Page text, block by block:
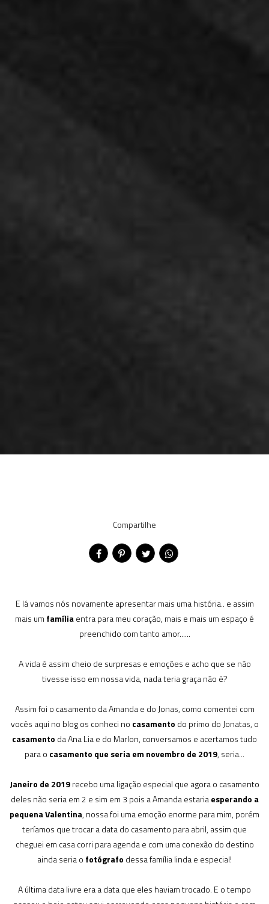
Compartilhe
E lá vamos nós novamente apresentar mais uma história.. e assim
mais um famíliaentra para meu coração, mais e mais um espaço é
preenchido com tanto amor......
A vida é assim cheio de surpresas e emoções e acho que se não
tivesse isso em nossa vida, nada teria graça não é?
Assim foi o casamento da Amanda e do Jonas, como comentei com
vocês aqui no blog os conheci no casamento do primo do Jonatas, o
casamento da Ana Lia e do Marlon, conversamos e acertamos tudo
para o casamento que seria em novembro de 2019, seria...
Janeiro de 2019recebo uma ligação especial que agora o casamento
deles não seria em 2 e sim em 3 pois a Amanda estariaesperando a
pequena Valentina, nossa foi uma emoção enorme para mim, porém
teríamos que trocar a data do casamento para abril, assim que
cheguei em casa corri para agenda e com uma conexão do destino
ainda seria o fotógrafo dessa família linda e especial!
A última data livre era a data que eles haviam trocado. E o tempo